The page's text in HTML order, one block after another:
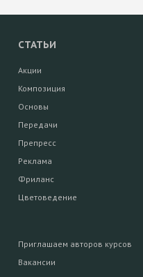
СТАТЬИ
Акции
Композиция
Основы
Передачи
Препресс
Реклама
Фриланс
Цветоведение
Приглашаем авторов курсов
Вакансии